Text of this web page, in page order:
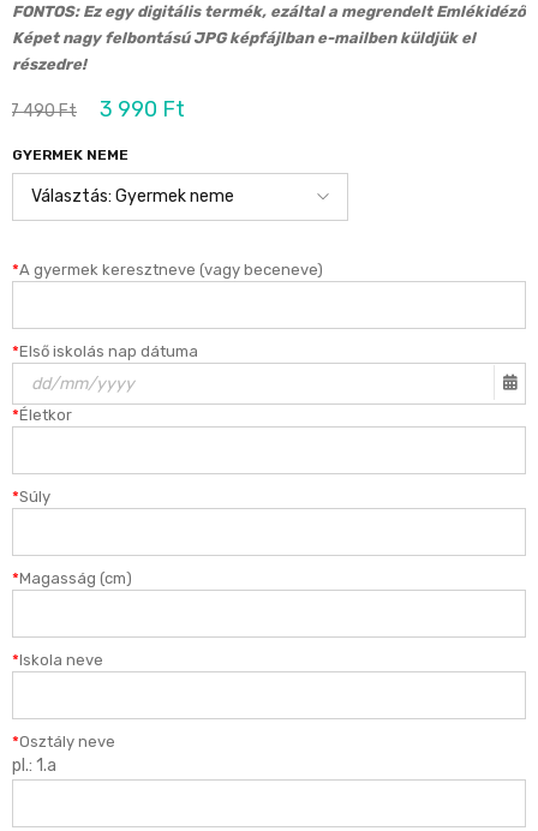
FONTOS: Ez egy digitális termék, ezáltal a megrendelt Emlékidéző
Képet nagy felbontású JPG képfájlban e-mailben küldjük el
részedre!
7 490Ft 3 990 Ft
GYERMEK NEME
*A gyermek keresztneve (vagy beceneve)
*Első iskolás nap dátuma
*Életkor
*Súly
*Magasság (cm)
*Iskola neve
*Osztály neve
pl.: 1.a